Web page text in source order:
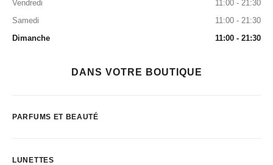
Vendredi
11:00 - 21:30
Samedi
11:00 - 21:30
Dimanche
11:00 - 21:30
DANS VOTRE BOUTIQUE
PARFUMS ET BEAUTÉ
LUNETTES